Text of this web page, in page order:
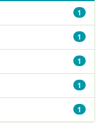
1
1
1
1
1